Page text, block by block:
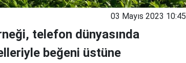
03 Mayıs 2023 10:45
telefon dünyasında
beğeni üstüne